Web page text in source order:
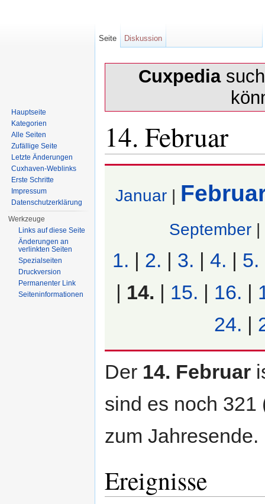
Cuxpedia
14. Februar
Januar |
September |
1. 2. 3. 4. 5.
14. 15. 16.
24.
Der 14. Februar
sind es noch 321
zum Jahresende.
Ereignisse
Seite Diskussion
Hauptseite
Kategorien
Alle Seiten
Zufällige Seite
Letzte Änderungen
Cuxhaven-Weblinks
Erste Schritte
Impressum
Datenschutzerklärung
Werkzeuge
Links auf diese Seite
Änderungen an
verlinkten Seiten
Spezialseiten
Druckversion
Permanenter Link
Seiten­informationen